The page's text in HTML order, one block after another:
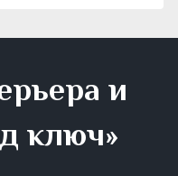
и
ключ»